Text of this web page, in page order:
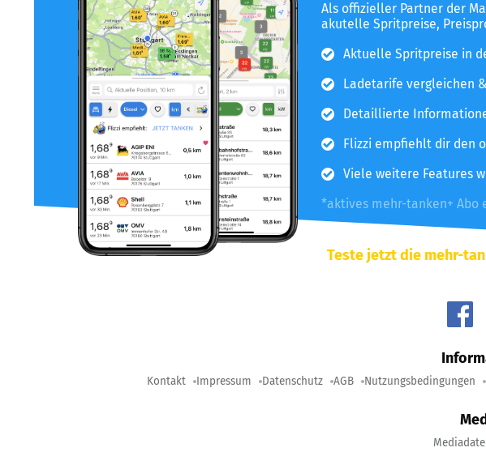
Als offizieller Partner der
akutelle Spritpreise,
Aktuelle Spritpreise in
Ladetarife vergleichen
Detaillierte
Flizzi empfiehlt dir den
Viele weitere Features
*aktives mehr-tanken+ Abo
Teste jetzt die mehr-
Kontakt Impressum Datenschutz AGB Nutzungsbedingungen